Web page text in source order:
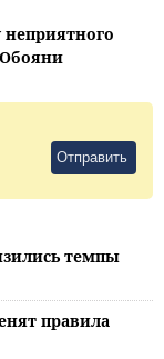
Отправить
темпы
правила